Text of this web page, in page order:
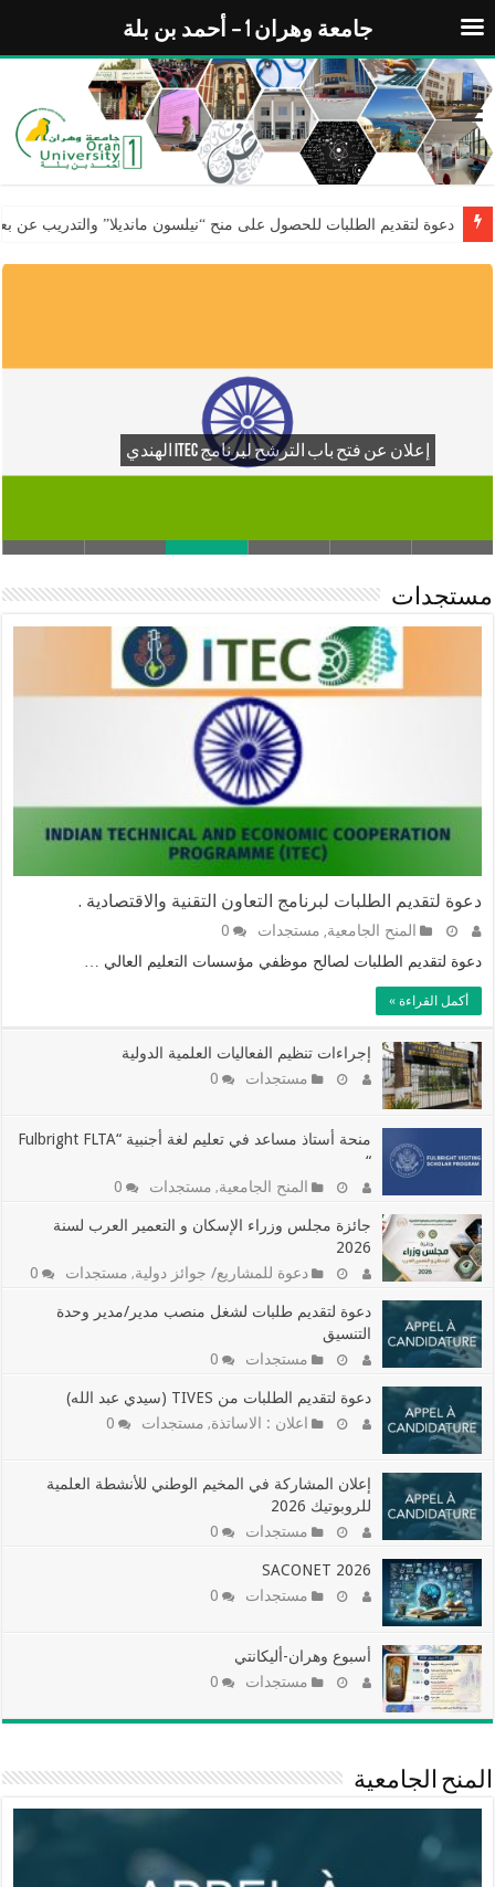
دعوة لتقديم الطلبات لبرنامج التعاون التقنية والاقتصادية.
إعلان عن فتح باب الترشح لبرنامج ITEC الهندي
مستجدات
دعوة لتقديم الطلبات لبرنامج التعاون التقنية والاقتصادية .
المنح الجامعية مستجدات
0
دعوة لتقديم الطلبات لصالح موظفي مؤسسات التعليم العالي …
أكمل القراءة »
إجراءات تنظيم الفعاليات العلمية الدولية
مستجدات
0
منحة أستاذ مساعد في تعليم لغة أجنبية “Fulbright FLTA
“
المنح الجامعية, مستجدات 0
جائزة مجلس وزراء الإسكان و التعمير العرب لسنة
2026
دعوة للمشاريع/ جوائز دولية, مستجدات 0
دعوة لتقديم طلبات لشغل منصب مدير/مدير وحدة
التنسيق
مستجدات
0
دعوة لتقديم الطلبات من TIVES (سيدي عبد الله)
اعلان : الاساتذة, مستجدات 0
إعلان المشاركة في المخيم الوطني للأنشطة العلمية
للروبوتيك 2026
مستجدات
0
SACONET 2026
مستجدات
0
أسبوع وهران-أليكانتي
مستجدات
0
المنح الجامعية
جامعة وهران 1 – أحمد بن بلة